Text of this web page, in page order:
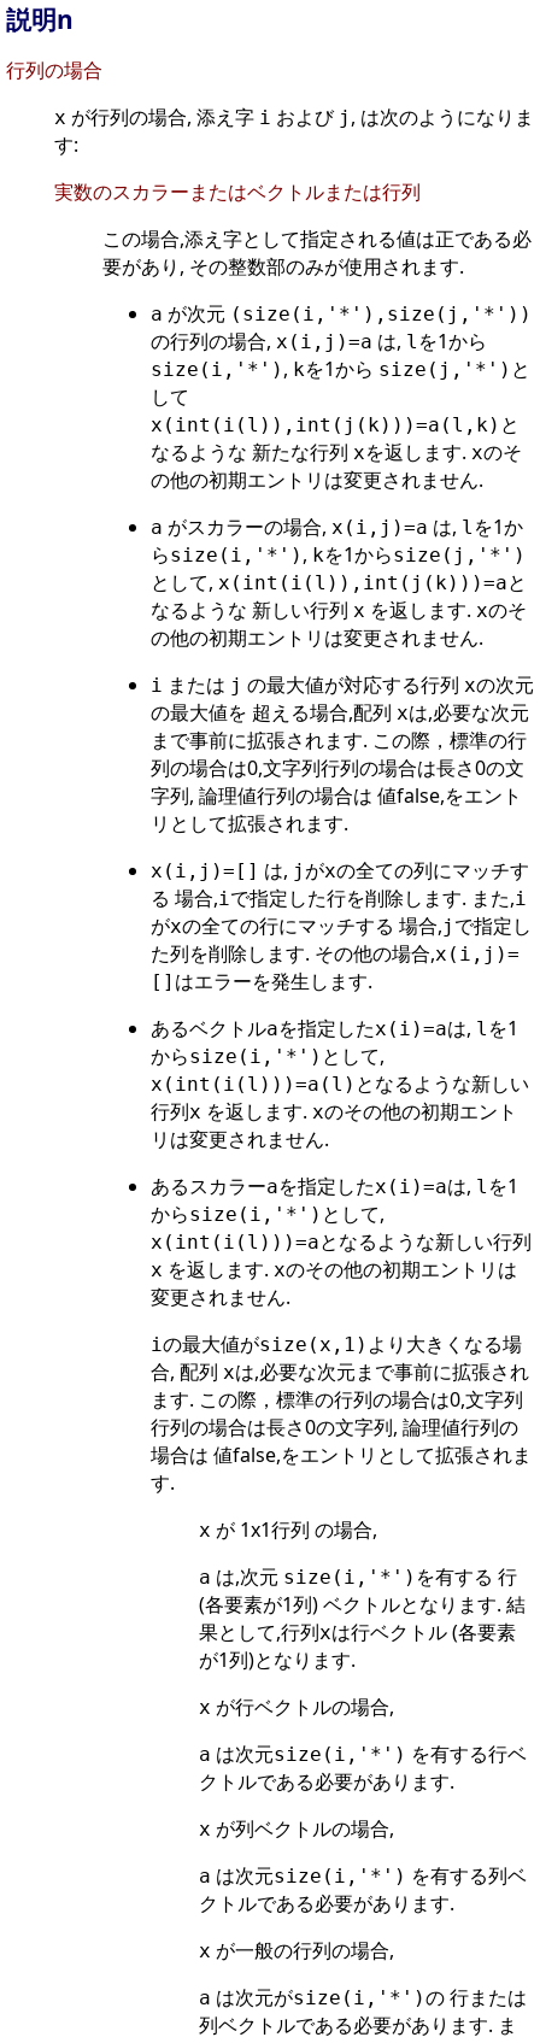
説明n
行列の場合
x が行列の場合, 添え字 i および j , は次のようになりま
す:
実数のスカラーまたはベクトルまたは行列
この場合,添え字として指定される値は正である必
要があり, その整数部のみが使用されます.
a が次元 (size(i,'*'),size(j,'*'))
の行列の場合, x(i,j)=a は, l を1から
size(i,'*') , kを1から size(j,'*') と
して
x(int(i(l)),int(j(k)))=a(l,k) と
なるような 新たな行列 xを返します. xのそ
の他の初期エントリは変更されません.
a がスカラーの場合, x(i,j)=a は, l を1か
らsize(i,'*') , kを1からsize(j,'*')
として, x(int(i(l)),int(j(k)))=aと
なるような 新しい行列 x を返します. xのそ
の他の初期エントリは変更されません.
i または j の最大値が対応する行列 xの次元
の最大値を 超える場合,配列 xは,必要な次元
まで事前に拡張されます. この際，標準の行
列の場合は0,文字列行列の場合は長さ0の文
字列, 論理値行列の場合は 値false,をエント
リとして拡張されます.
x(i,j)=[] は, j がxの全ての列にマッチす
る 場合,iで指定した行を削除します. また,i
がxの全ての行にマッチする 場合,j で指定し
た列を削除します. その他の場合,x(i,j)=
[] はエラーを発生します.
あるベクトルaを指定したx(i)=aは, l を1
からsize(i,'*') として,
x(int(i(l)))=a(l) となるような新しい
行列x を返します. xのその他の初期エント
リは変更されません.
あるスカラーaを指定したx(i)=aは, l を1
からsize(i,'*') として,
x(int(i(l)))=aとなるような新しい行列
x を返します. xのその他の初期エントリは
変更されません.
iの最大値がsize(x,1) より大きくなる場
合, 配列 xは,必要な次元まで事前に拡張され
ます. この際，標準の行列の場合は0,文字列
行列の場合は長さ0の文字列, 論理値行列の
場合は 値false,をエントリとして拡張されま
す.
x が 1x1行列 の場合,
a は,次元 size(i,'*') を有する 行
(各要素が1列) ベクトルとなります. 結
果として,行列xは行ベクトル (各要素
が1列)となります.
x が行ベクトルの場合,
a は次元size(i,'*') を有する行ベ
クトルである必要があります.
x が列ベクトルの場合,
a は次元size(i,'*') を有する列ベ
クトルである必要があります.
x が一般の行列の場合,
a は次元がsize(i,'*')の 行または
列ベクトルである必要があります. ま